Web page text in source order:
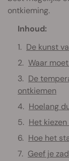
ontkieming.
Inhoud:
De kunst
Waar
De
ontkiemen
Hoelang
Het
Hoe het
Geef je